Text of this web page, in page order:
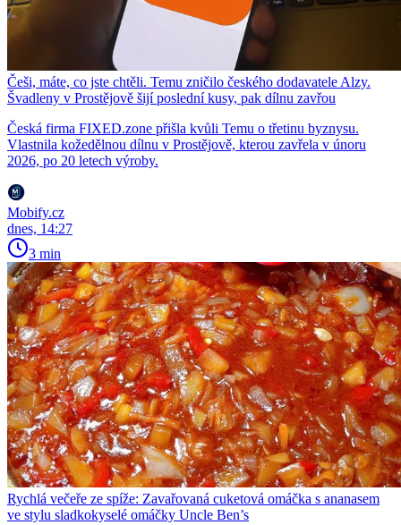
Češi, máte, co jste chtěli. Temu zničilo českého dodavatele Alzy.
Švadleny v Prostějově šijí poslední kusy, pak dílnu zavřou
Česká firma FIXED.zone přišla kvůli Temu o třetinu byznysu.
Vlastnila kožedělnou dílnu v Prostějově, kterou zavřela v únoru
2026, po 20 letech výroby.
Mobify.cz
dnes, 14:27
3 min
Rychlá večeře ze spíže: Zavařovaná cuketová omáčka s ananasem
ve stylu sladkokyselé omáčky Uncle Ben’s